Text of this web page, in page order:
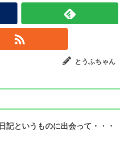
とうふちゃん
日記というものに出会って・・・